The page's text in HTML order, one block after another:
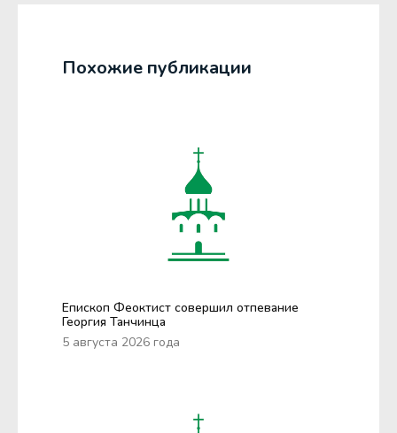
Похожие публикации
Епископ Феоктист совершил отпевание
Георгия Танчинца
5 августа 2026 года